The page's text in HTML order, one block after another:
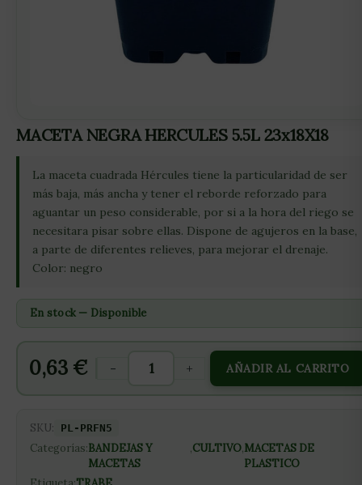
MACETA NEGRA HERCULES 5.5L 23x18X18
La maceta cuadrada Hércules tiene la particularidad de ser
más baja, más ancha y tener el reborde reforzado para
aguantar un peso considerable, por si a la hora del riego se
necesitara pisar sobre ellas. Dispone de agujeros en la base,
a parte de diferentes relieves, para mejorar el drenaje.
Color: negro
En stock — Disponible
0,63 € - + AÑADIR AL CARRITO
SKU: PL-PRFN5
Categorías:BANDEJAS Y
MACETAS
,CULTIVO,MACETAS DE
PLASTICO